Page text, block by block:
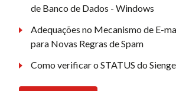
de Banco de Dados - Windows
Adequações no Mecanismo de E-
para Novas Regras de Spam
Como verificar o STATUS do Sienge